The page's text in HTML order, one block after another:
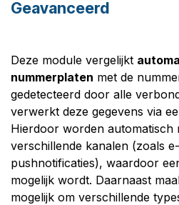
Geavanceerd
Deze module vergelijkt
nummerplaten met de
gedetecteerd door alle
verwerkt deze gegevens via
Hierdoor worden automatisch
verschillende kanalen (zoals
pushnotificaties), waardoor
mogelijk wordt. Daarnaast
mogelijk om verschillende